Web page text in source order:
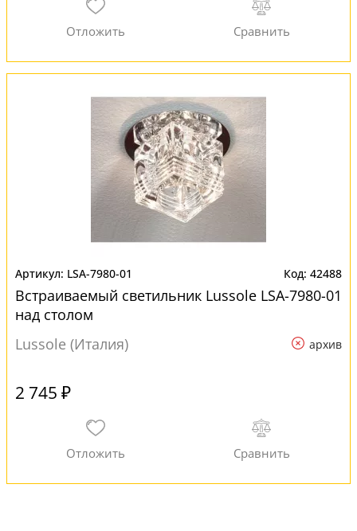
LSA-7980-01 42488
Встраиваемый светильник Lussole LSA-7980-01
над столом
Lussole (Италия)
архив
2 745 ₽